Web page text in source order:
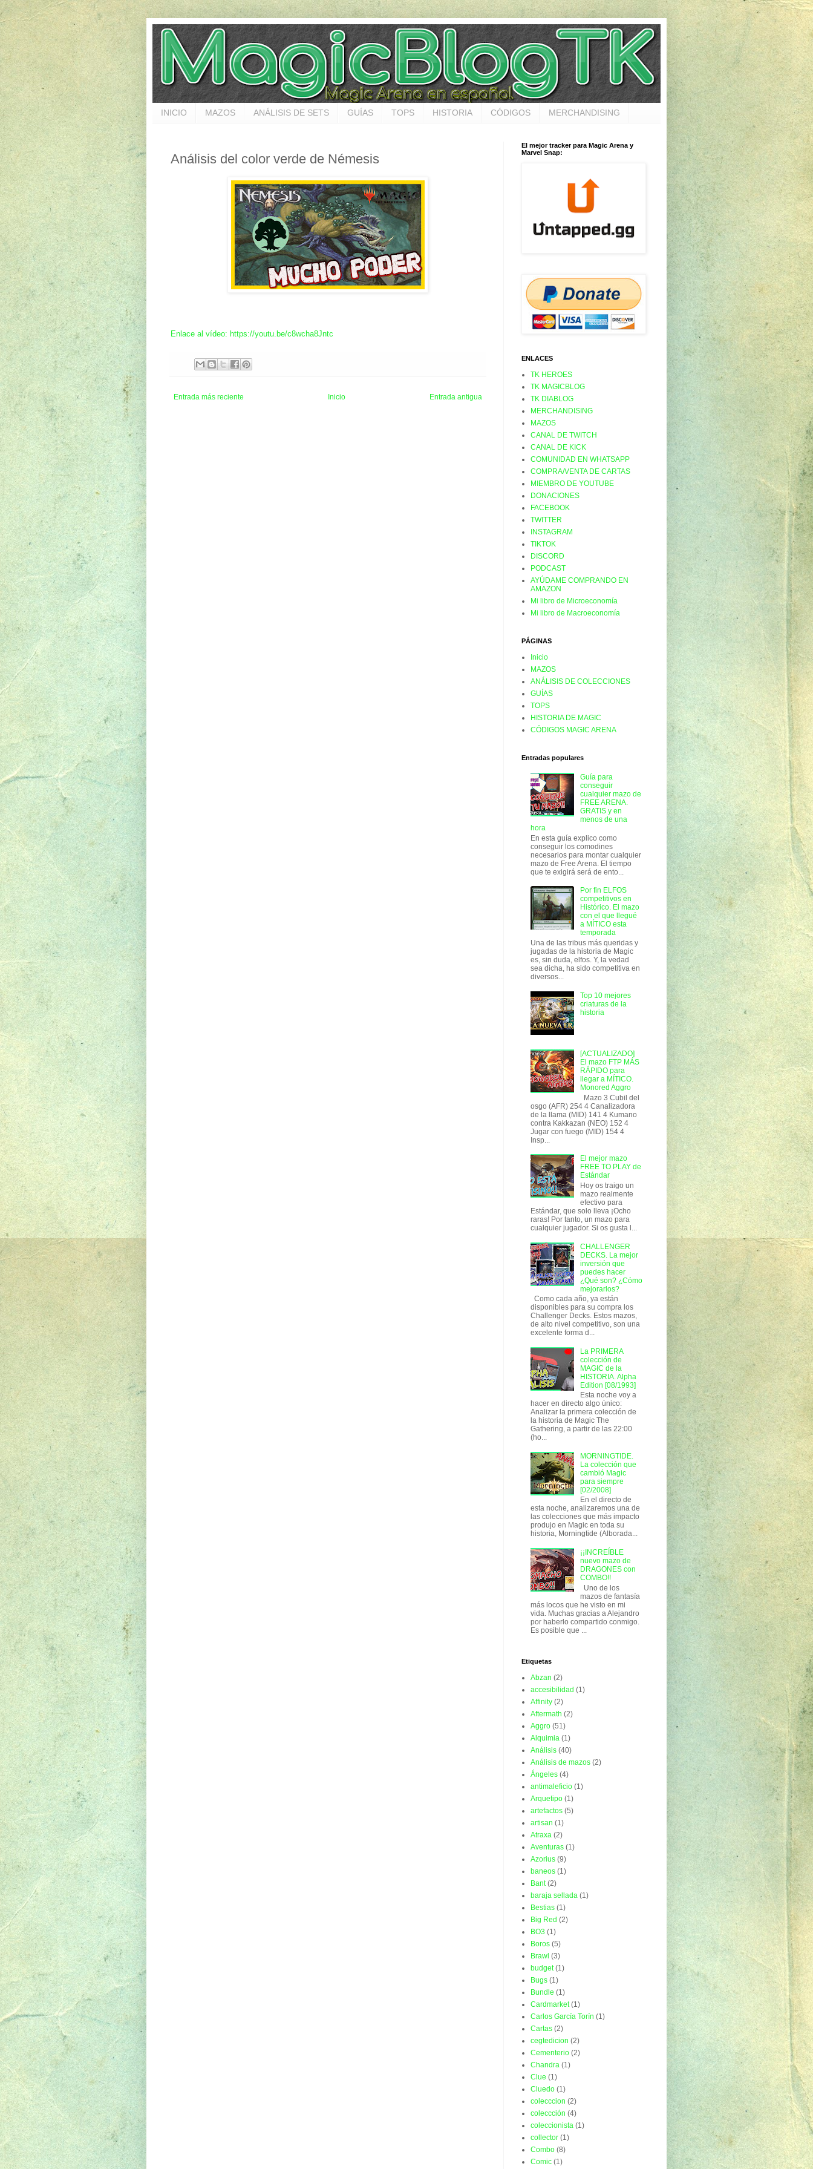
INICIO MAZOS ANÁLISIS DE SETS GUÍAS TOPS HISTORIA CÓDIGOS MERCHANDISING
Análisis del color verde de Némesis
Enlace al vídeo: https://youtu.be/c8wcha8Jntc
Entrada más reciente Entrada antigua
Inicio
El mejor tracker para Magic Arena y
Marvel Snap:
ENLACES
TK HEROES
TK MAGICBLOG
TK DIABLOG
MERCHANDISING
MAZOS
CANAL DE TWITCH
CANAL DE KICK
COMUNIDAD EN WHATSAPP
COMPRA/VENTA DE CARTAS
MIEMBRO DE YOUTUBE
DONACIONES
FACEBOOK
TWITTER
INSTAGRAM
TIKTOK
DISCORD
PODCAST
AYÚDAME COMPRANDO EN
AMAZON
Mi libro de Microeconomía
Mi libro de Macroeconomía
PÁGINAS
Inicio
MAZOS
ANÁLISIS DE COLECCIONES
GUÍAS
TOPS
HISTORIA DE MAGIC
CÓDIGOS MAGIC ARENA
Entradas populares
Guía para
conseguir
cualquier mazo de
FREE ARENA.
GRATIS y en
menos de una
hora
En esta guía explico como
conseguir los comodines
necesarios para montar cualquier
mazo de Free Arena. El tiempo
que te exigirá será de ento...
Por fin ELFOS
competitivos en
Histórico. El mazo
con el que llegué
a MÍTICO esta
temporada
Una de las tribus más queridas y
jugadas de la historia de Magic
es, sin duda, elfos. Y, la vedad
sea dicha, ha sido competitiva en
diversos...
Top 10 mejores
criaturas de la
historia
[ACTUALIZADO]
El mazo FTP MÁS
RÁPIDO para
llegar a MÍTICO.
Monored Aggro
Mazo 3 Cubil del
osgo (AFR) 254 4 Canalizadora
de la llama (MID) 141 4 Kumano
contra Kakkazan (NEO) 152 4
Jugar con fuego (MID) 154 4
Insp...
El mejor mazo
FREE TO PLAY de
Estándar
Hoy os traigo un
mazo realmente
efectivo para
Estándar, que solo lleva ¡Ocho
raras! Por tanto, un mazo para
cualquier jugador. Si os gusta l...
CHALLENGER
DECKS. La mejor
inversión que
puedes hacer
¿Qué son? ¿Cómo
mejorarlos?
Como cada año, ya están
disponibles para su compra los
Challenger Decks. Estos mazos,
de alto nivel competitivo, son una
excelente forma d...
La PRIMERA
colección de
MAGIC de la
HISTORIA. Alpha
Edition [08/1993]
Esta noche voy a
hacer en directo algo único:
Analizar la primera colección de
la historia de Magic The
Gathering, a partir de las 22:00
(ho...
MORNINGTIDE.
La colección que
cambió Magic
para siempre
[02/2008]
En el directo de
esta noche, analizaremos una de
las colecciones que más impacto
produjo en Magic en toda su
historia, Morningtide (Alborada...
¡¡INCREÍBLE
nuevo mazo de
DRAGONES con
COMBO!!
Uno de los
mazos de fantasía
más locos que he visto en mi
vida. Muchas gracias a Alejandro
por haberlo compartido conmigo.
Es posible que ...
Etiquetas
Abzan (2)
accesibilidad (1)
Affinity (2)
Aftermath (2)
Aggro (51)
Alquimia (1)
Análisis (40)
Análisis de mazos (2)
Ángeles (4)
antimaleficio (1)
Arquetipo (1)
artefactos (5)
artisan (1)
Atraxa (2)
Aventuras (1)
Azorius (9)
baneos (1)
Bant (2)
baraja sellada (1)
Bestias (1)
Big Red (2)
BO3 (1)
Boros (5)
Brawl (3)
budget (1)
Bugs (1)
Bundle (1)
Cardmarket (1)
Carlos García Torín (1)
Cartas (2)
cegtedicion (2)
Cementerio (2)
Chandra (1)
Clue (1)
Cluedo (1)
colecccion (2)
coleccción (4)
coleccionista (1)
collector (1)
Combo (8)
Comic (1)